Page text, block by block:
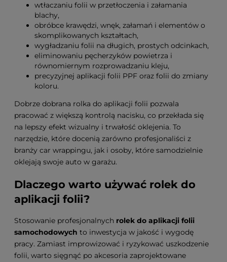
wtłaczaniu folii w przetłoczenia i załamania
blachy,
obróbce krawędzi, wnęk, załamań i elementów o
skomplikowanych kształtach,
wygładzaniu folii na długich, prostych odcinkach,
eliminowaniu pęcherzyków powietrza i
równomiernym rozprowadzaniu kleju,
precyzyjnej aplikacji folii PPF oraz folii do zmiany
koloru.
Dobrze dobrana rolka do aplikacji folii pozwala
pracować z większą kontrolą nacisku, co przekłada się
na lepszy efekt wizualny i trwałość oklejenia. To
narzędzie, które docenią zarówno profesjonaliści z
branży car wrappingu, jak i osoby, które samodzielnie
oklejają swoje auto w garażu.
Dlaczego warto używać rolek do
aplikacji folii?
Stosowanie profesjonalnych rolek do aplikacji folii
samochodowych to inwestycja w jakość i wygodę
pracy. Zamiast improwizować i ryzykować uszkodzenie
folii, warto sięgnąć po akcesoria zaprojektowane